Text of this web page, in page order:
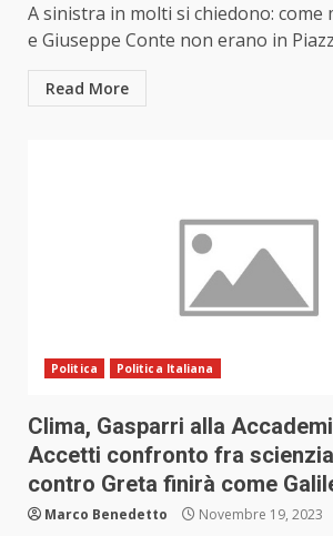
A sinistra in molti si chiedono: come
e Giuseppe Conte non erano in
Read More
Politica Politica Italiana
Clima, Gasparri alla
Accetti confronto fra
contro Greta finirà come
Marco Benedetto Novembre 19, 2023